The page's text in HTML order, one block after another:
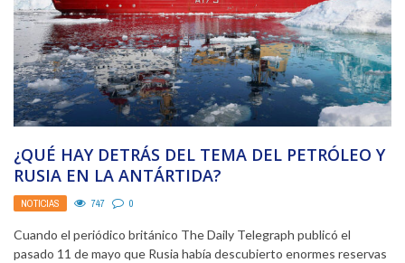
¿QUÉ HAY DETRÁS DEL TEMA DEL PETRÓLEO Y
RUSIA EN LA ANTÁRTIDA?
NOTICIAS 747 0
Cuando el periódico británico The Daily Telegraph publicó el
pasado 11 de mayo que Rusia había descubierto enormes reservas